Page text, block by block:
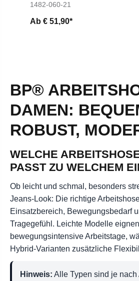
1482-060-21
Ab € 51,90*
BP®
DAMEN:
ROBUST,
WELCHE
PASST ZU WELCHEM
Ob leicht und schmal, besonders
Jeans-Look: Die richtige
Einsatzbereich, Bewegungsbedarf
Tragegefühl. Leichte Modelle
bewegungsintensive Arbeitstage,
Hybrid-Varianten zusätzliche
Hinweis: Alle Typen sind je nach